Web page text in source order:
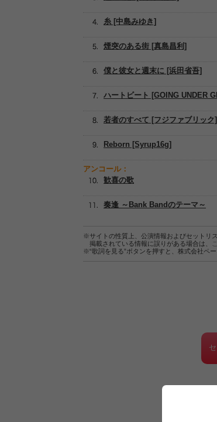
糸 [中島みゆき]
僕と彼女と週末に [浜田省吾]
煙突のある街 [真島昌利]
ハートビート [GOING UNDER
若者のすべて [フジファブリック]
Reborn [Syrup16g]
アンコール：
歓喜の歌
奏逢 ～Bank Bandのテーマ～
※サイトの性質上、公演情報およびセットリ
掲載されている情報に誤りがある場合は、
※“歌詞を見る”ボタンを押すと、株式会社ペ